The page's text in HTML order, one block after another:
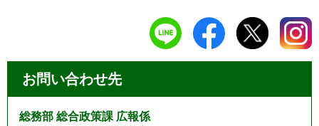
お問い合わせ先
総務部 総合政策課 広報係